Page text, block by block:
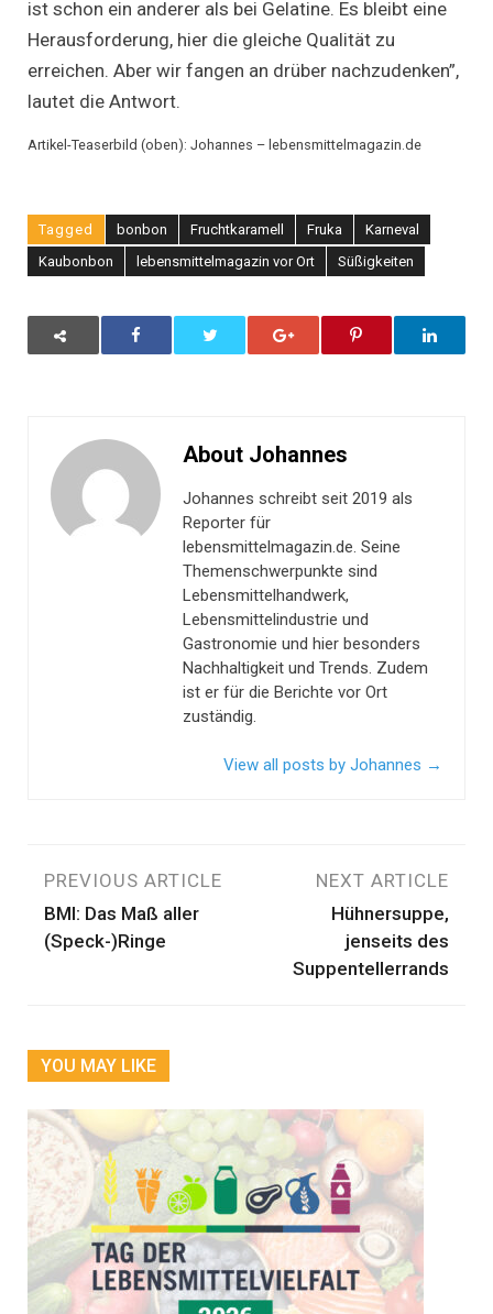
ist schon ein anderer als bei Gelatine. Es bleibt eine
Herausforderung, hier die gleiche Qualität zu
erreichen. Aber wir fangen an drüber nachzudenken”,
lautet die Antwort.
Artikel-Teaserbild (oben): Johannes – lebensmittelmagazin.de
Tagged bonbon Fruchtkaramell Fruka
Karneval
Kaubonbon
lebensmittelmagazin vor Ort Süßigkeiten
About Johannes
Johannes schreibt seit 2019 als
Reporter für
lebensmittelmagazin.de. Seine
Themenschwerpunkte sind
Lebensmittelhandwerk,
Lebensmittelindustrie und
Gastronomie und hier besonders
Nachhaltigkeit und Trends. Zudem
ist er für die Berichte vor Ort
zuständig.
View all posts by Johannes →
Beitragsnavigation
PREVIOUS ARTICLE
BMI: Das Maß aller
(Speck-)Ringe
NEXT ARTICLE
Hühnersuppe,
jenseits des
Suppentellerrands
YOU MAY LIKE